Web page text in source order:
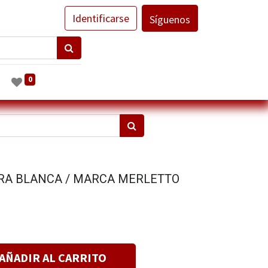
Identificarse Síguenos
0
BLANCA / MARCA MERLETTO
AL CARRITO